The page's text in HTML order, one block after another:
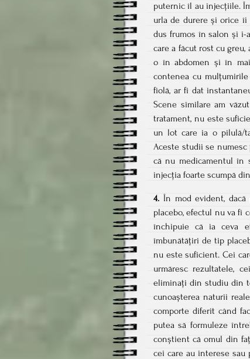
puternic îl au injecțiile.
urla de durere și orice îi
dus frumos în salon și i-
care a făcut rost cu
o în abdomen și în
contenea cu
fiolă, ar fi dat
Scene similare am
tratament, nu este
un lot care ia o pilulă/
Aceste studii se numesc
că nu medicamentul în
injecția foarte scumpă
4. În mod evident,
placebo, efectul nu va fi
închipuie că ia ceva
îmbunătățiri de tip
nu este suficient. Cei
urmăresc rezultatele,
eliminați din studiu din
cunoașterea naturii
comporte diferit când
putea să formuleze
conștient că omul din
cei care au interese sau